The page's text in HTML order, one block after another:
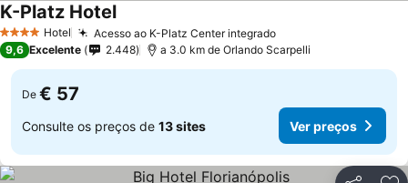
4 EstrelasHotel Acesso ao K-Platz Center integradoVer preços
K-Platz HotelVer preços
9,6 Excelente 2.448 a 3.0 km de Orlando Scarpelli
De € 57
Consulte os preços de 13 sites Ver preços